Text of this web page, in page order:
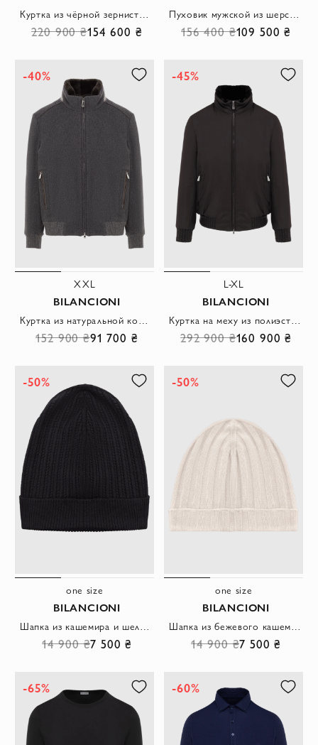
220 900 ₴154 600 ₴ 156 400 ₴109 500 ₴
-40%
XXL
BILANCIONI
152 900 ₴91 700 ₴
-45%
L-XL
BILANCIONI
292 900 ₴160 900 ₴
-50%
one size
BILANCIONI
Шапка из кашемира и шелка черная мужская
14 900 ₴7 500 ₴
-50%
one size
BILANCIONI
Шапка из бежевого кашемира с объемной вязкой в рубчик
14 900 ₴7 500 ₴
-65% -60%